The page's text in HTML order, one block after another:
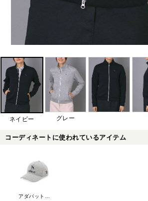
ネイビー グレー
コーディネートに使われているアイテム